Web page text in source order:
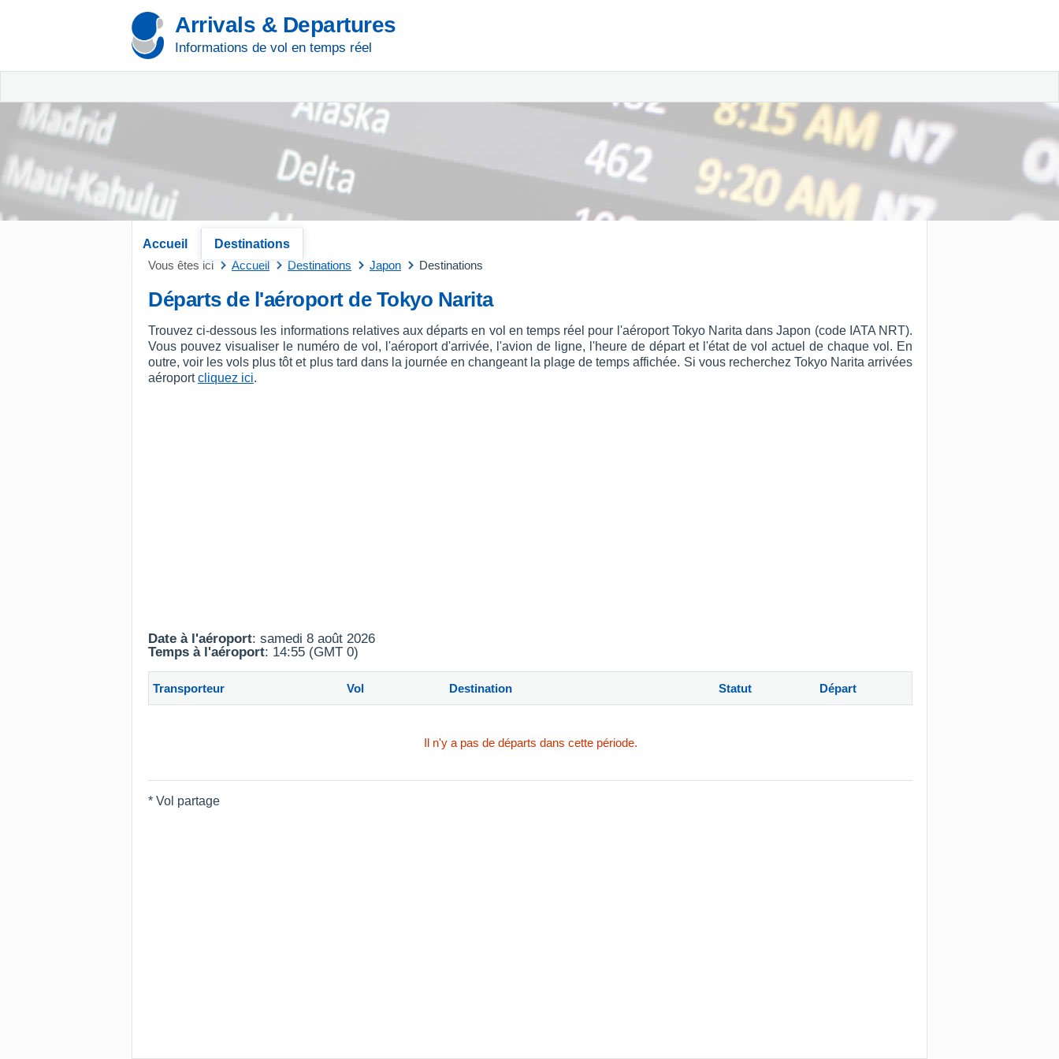
Arrivals & Departures
Informations de vol en temps réel
Accueil
Destinations
Vous êtes ici
Accueil Destinations Japon Destinations
Départs de l'aéroport de Tokyo Narita
Trouvez ci-dessous les informations relatives aux départs en vol en temps réel pour l'aéroport Tokyo Narita dans Japon (code IATA NRT).
Vous pouvez visualiser le numéro de vol, l'aéroport d'arrivée, l'avion de ligne, l'heure de départ et l'état de vol actuel de chaque vol. En
outre, voir les vols plus tôt et plus tard dans la journée en changeant la plage de temps affichée. Si vous recherchez Tokyo Narita arrivées
aéroportcliquez ici.
Date à l'aéroport: samedi 8 août 2026
Temps à l'aéroport: 14:55 (GMT 0)
Transporteur Vol Destination Statut Départ
Il n'y a pas de départs dans cette période.
* Vol partage